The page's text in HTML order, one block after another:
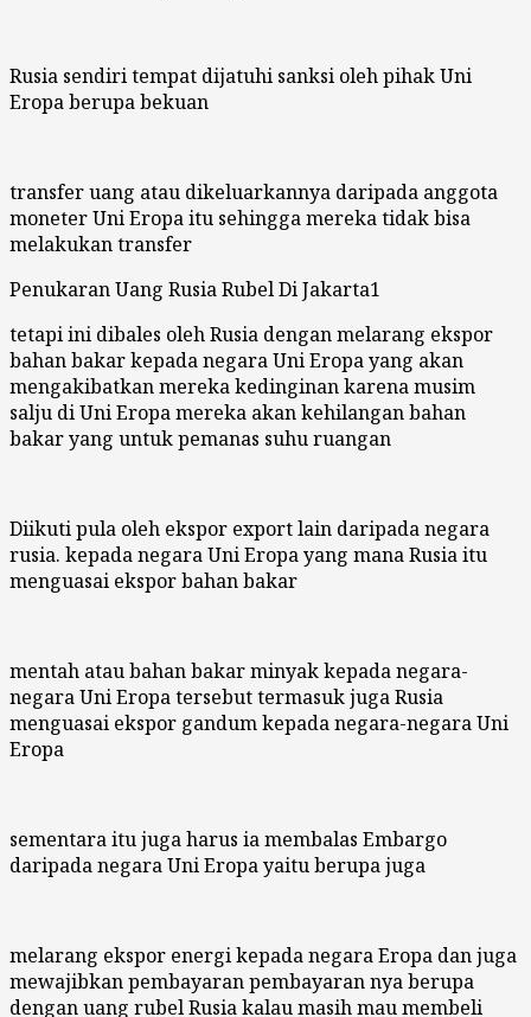
Rusia sendiri tempat dijatuhi sanksi oleh pihak Uni
Eropa berupa bekuan
transfer uang atau dikeluarkannya daripada anggota
moneter Uni Eropa itu sehingga mereka tidak bisa
melakukan transfer
Penukaran Uang Rusia Rubel Di Jakarta1
tetapi ini dibales oleh Rusia dengan melarang ekspor
bahan bakar kepada negara Uni Eropa yang akan
mengakibatkan mereka kedinginan karena musim
salju di Uni Eropa mereka akan kehilangan bahan
bakar yang untuk pemanas suhu ruangan
Diikuti pula oleh ekspor export lain daripada negara
rusia. kepada negara Uni Eropa yang mana Rusia itu
menguasai ekspor bahan bakar
mentah atau bahan bakar minyak kepada negara-
negara Uni Eropa tersebut termasuk juga Rusia
menguasai ekspor gandum kepada negara-negara Uni
Eropa
sementara itu juga harus ia membalas Embargo
daripada negara Uni Eropa yaitu berupa juga
melarang ekspor energi kepada negara Eropa dan juga
mewajibkan pembayaran pembayaran nya berupa
dengan uang rubel Rusia kalau masih mau membeli